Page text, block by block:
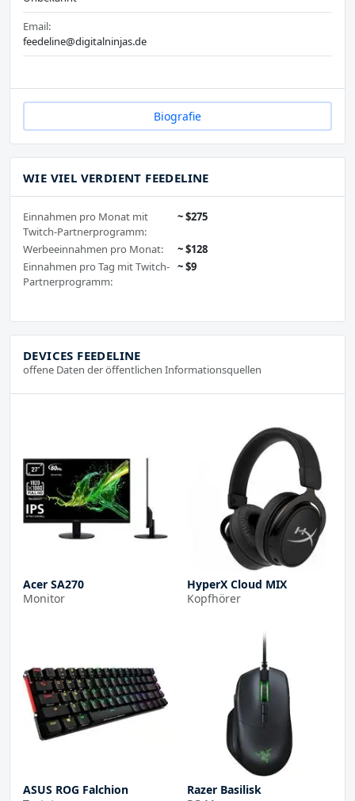
Email:
feedeline@digitalninjas.de
Biografie
WIE VIEL VERDIENT FEEDELINE
Einnahmen pro Monat mit
Twitch-Partnerprogramm:
~ $275
Werbeeinnahmen pro Monat:
~ $128
Einnahmen pro Tag mit Twitch-
Partnerprogramm:
~ $9
DEVICES FEEDELINE
offene Daten der öffentlichen Informationsquellen
Acer SA270
Monitor
HyperX Cloud MIX
Kopfhörer
ASUS ROG Falchion
Razer Basilisk